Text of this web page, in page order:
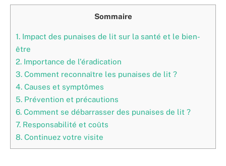
Sommaire
1. Impact des punaises de lit sur la santé et le bien-
être
2. Importance de l’éradication
3. Comment reconnaître les punaises de lit ?
4. Causes et symptômes
5. Prévention et précautions
6. Comment se débarrasser des punaises de lit ?
7. Responsabilité et coûts
8. Continuez votre visite